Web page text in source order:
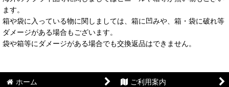
ます。
箱や袋に入っている物に関しましては、箱に凹みや、箱・袋に破れ等
ダメージがある場合もございます。
袋や箱等にダメージがある場合でも交換返品はできません。
ホーム ご利用案内